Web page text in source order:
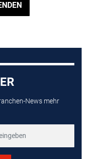
News mehr